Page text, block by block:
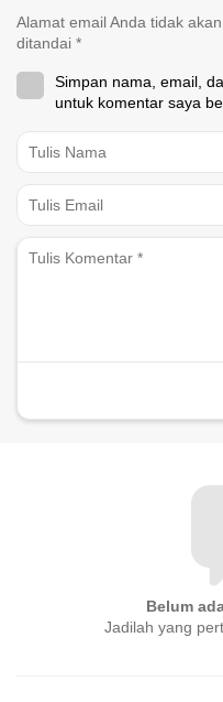
Alamat email Anda tidak
ditandai *
Simpan nama, email,
untuk komentar saya
Belum
Jadilah yang